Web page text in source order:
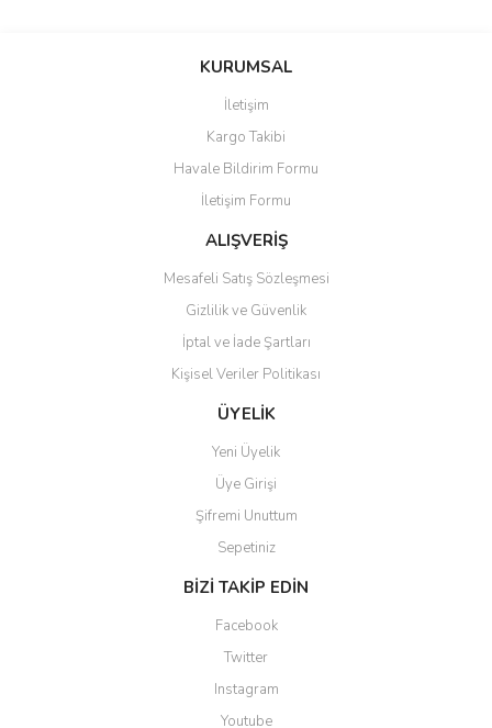
KURUMSAL
İletişim
Kargo Takibi
Havale Bildirim Formu
İletişim Formu
ALIŞVERİŞ
Mesafeli Satış Sözleşmesi
Gizlilik ve Güvenlik
İptal ve İade Şartları
Kişisel Veriler Politikası
ÜYELİK
Yeni Üyelik
Üye Girişi
Şifremi Unuttum
Sepetiniz
BİZİ TAKİP EDİN
Facebook
Twitter
Instagram
Youtube